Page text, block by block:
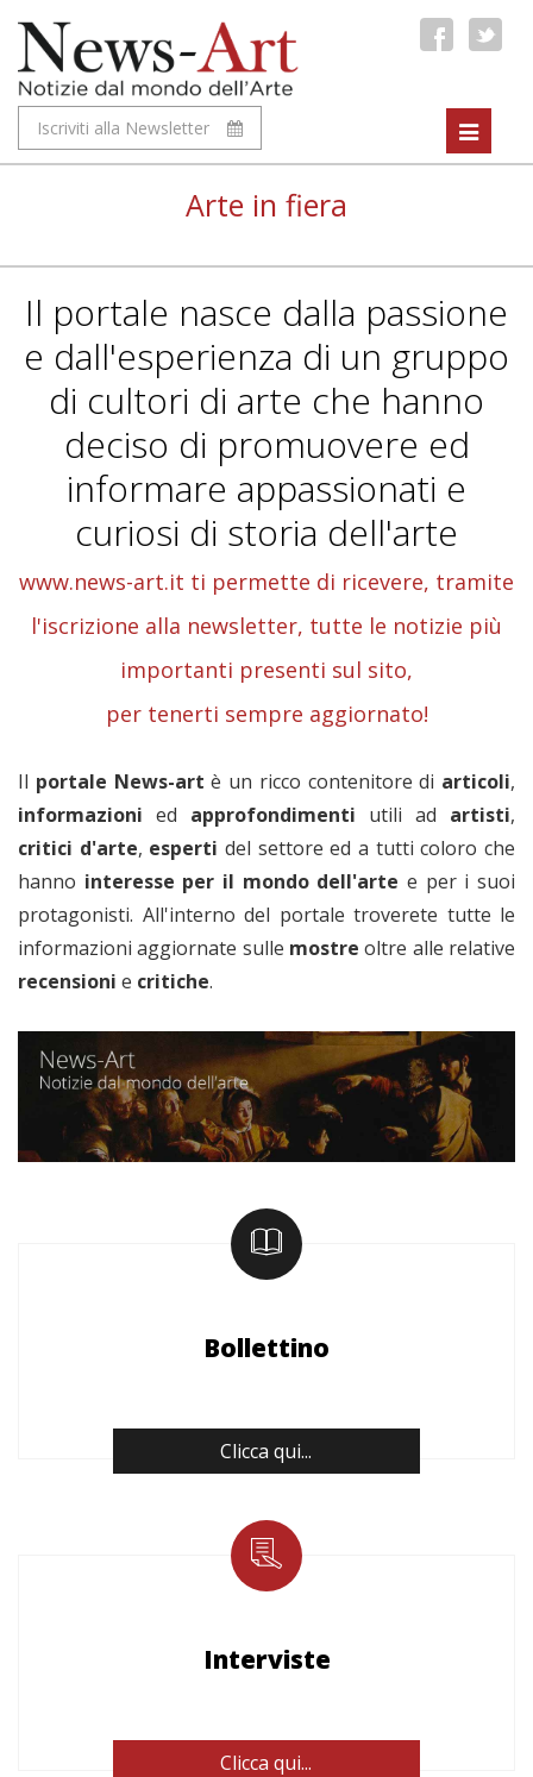
Iscriviti alla Newsletter
Toggle
Arte in fiera
Il portale nasce dalla passione
e dall'esperienza di un gruppo
di cultori di arte che hanno
deciso di promuovere ed
informare appassionati e
curiosi di storia dell'arte
www.news-art.it ti permette di ricevere, tramite
l'iscrizione alla newsletter, tutte le notizie più
importanti presenti sul sito,
per tenerti sempre aggiornato!
Il portale News-art è un ricco contenitore di articoli,
informazioni ed approfondimenti utili ad artisti,
critici d'arte, espertidel settore ed a tutti coloro che
hanno interesse per il mondo dell'arte e per i suoi
protagonisti. All'interno del portale troverete tutte le
informazioni aggiornate sulle mostreoltre alle relative
recensioni e critiche.
Bollettino
Clicca qui...
Interviste
Clicca qui...